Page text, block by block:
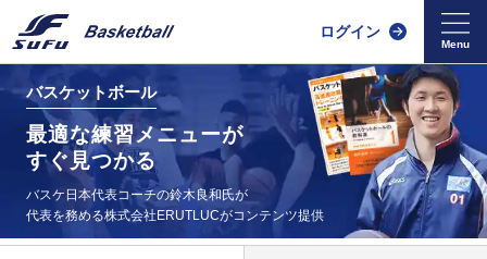
ログイン
バスケットボール
最適な練習メニューが
すぐ見つかる
バスケ日本代表コーチの鈴木良和氏が
代表を務める株式会社ERUTLUCがコンテンツ提供